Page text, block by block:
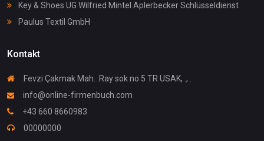
Key & Shoes UG Wilfried Mintel Aplerbecker Schlüsseldienst
Paulus Textil GmbH
Kontakt
Fevzi Çakmak Mah. .Ray sok no 5 TR USAK, ., .
info@online-firmenbuch.com
+43 660 8660983
00000000